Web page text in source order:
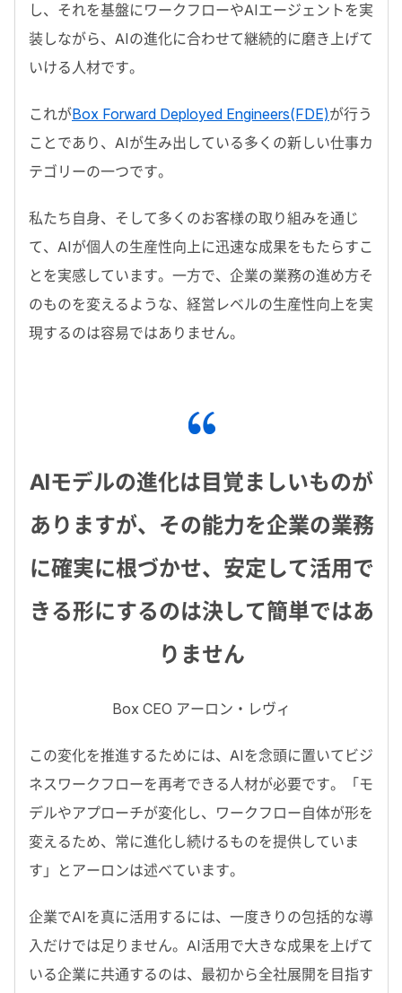
し、それを基盤にワークフローやAIエージェントを実
装しながら、 AIの進化に合わせて継続的に磨き上げて
いける人材です。
これがBox Forward Deployed Engineers(FDE)が行う
ことであり、 AIが生み出している多くの新しい仕事カ
テゴリーの一つです。
私たち自身、そして多くのお客様の取り組みを通じ
て、 AIが個人の生産性向上に迅速な成果をもたらすこ
とを実感しています。一方で、企業の業務の進め方そ
のものを変えるような、経営レベルの生産性向上を実
現するのは容易ではありません。
AIモデルの進化は目覚ましいものが
ありますが、その能力を企業の業務
に確実に根づかせ、安定して活用で
きる形にするのは決して簡単ではあ
りません
Box CEO アーロン・レヴィ
この変化を推進するためには、 AIを念頭に置いてビジ
ネスワークフローを再考できる人材が必要です。「モ
デルやアプローチが変化し、ワークフロー自体が形を
変えるため、常に進化し続けるものを提供していま
す」とアーロンは述べています。
企業でAIを真に活用するには、一度きりの包括的な導
入だけでは足りません。 AI活用で大きな成果を上げて
いる企業に共通するのは、最初から全社展開を目指す